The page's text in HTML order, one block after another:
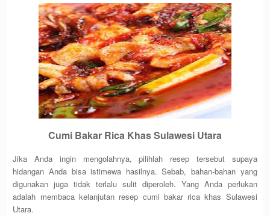
Cumi Bakar Rica Khas Sulawesi Utara
Jika Anda ingin mengolahnya, pilihlah resep tersebut supaya
hidangan Anda bisa istimewa hasilnya. Sebab, bahan-bahan yang
digunakan juga tidak terlalu sulit diperoleh. Yang Anda perlukan
adalah membaca kelanjutan resep cumi bakar rica khas Sulawesi
Utara.